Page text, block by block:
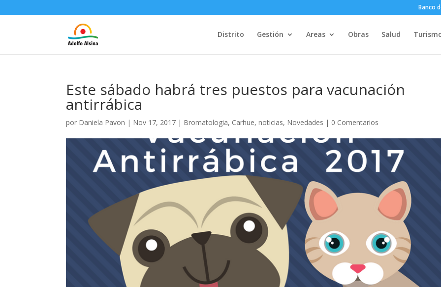
Banco
Distrito Gestión Areas Obras Salud
Este sábado habrá tres puestos para vacunación
antirrábica
por Daniela Pavon | Nov 17, 2017 | Bromatologia, Carhue,noticias, Novedades | 0 Comentarios